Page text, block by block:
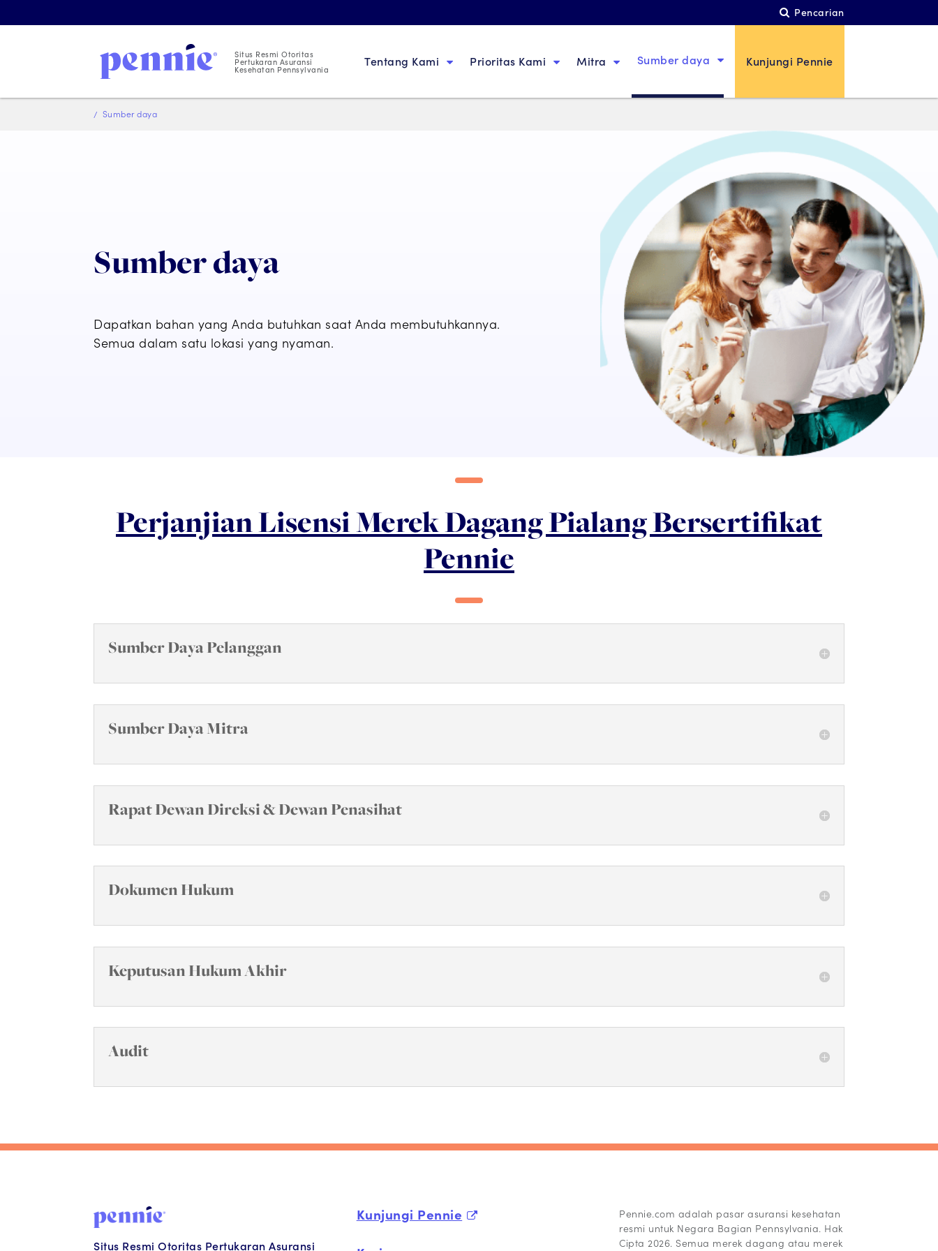
Pencarian
Situs Resmi Otoritas
Pertukaran Asuransi
Kesehatan Pennsylvania
Tentang Kami Prioritas Kami Mitra Sumber daya Kunjungi Pennie
Sumber daya
Sumber daya
Dapatkan bahan yang Anda butuhkan saat Anda membutuhkannya.
Semua dalam satu lokasi yang nyaman.
Perjanjian Lisensi Merek Dagang Pialang Bersertifikat
Pennie
Sumber Daya Pelanggan
Sumber Daya Mitra
Rapat Dewan Direksi & Dewan Penasihat
Dokumen Hukum
Keputusan Hukum Akhir
Audit
Situs Resmi Otoritas Pertukaran Asuransi
Kunjungi Pennie
Pennie.com adalah pasar asuransi kesehatan
resmi untuk Negara Bagian Pennsylvania. Hak
Cipta 2026. Semua merek dagang atau merek